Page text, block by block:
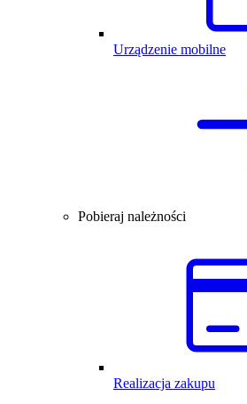
Urządzenie mobilne
Pobieraj należności
Realizacja zakupu